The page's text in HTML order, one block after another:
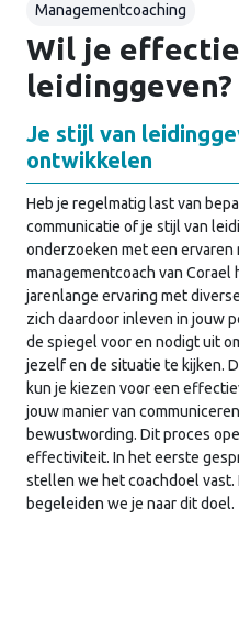
Managementcoaching
Wil je
leidinggeven?
Je stijl van
ontwikkelen
Heb je regelmatig last van
communicatie of je stijl van
onderzoeken met een ervaren
managementcoach van
jarenlange ervaring met
zich daardoor inleven in jouw
de spiegel voor en nodigt uit
jezelf en de situatie te kijken.
kun je kiezen voor een
jouw manier van
bewustwording. Dit proces
effectiviteit. In het eerste
stellen we het coachdoel vast.
begeleiden we je naar dit doel.